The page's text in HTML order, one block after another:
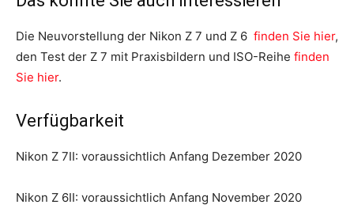
Die Neuvorstellung der Nikon Z 7 und Z 6 finden Sie hier,
den Test der Z 7 mit Praxisbildern und ISO-Reihe finden
Sie hier.
Verfügbarkeit
Nikon Z 7II: voraussichtlich Anfang Dezember 2020
Nikon Z 6II: voraussichtlich Anfang November 2020